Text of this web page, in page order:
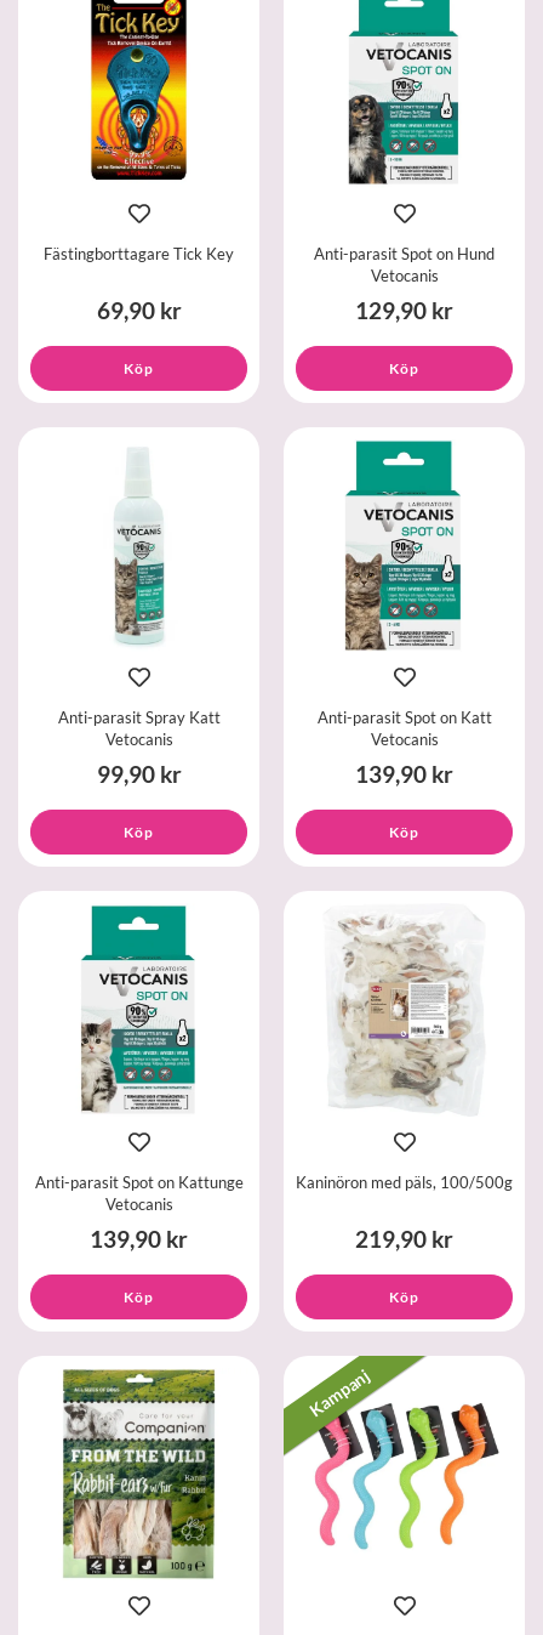
Fästingborttagare Tick Key
69,90 kr
Köp
Anti-parasit Spot on Hund
Vetocanis
129,90 kr
Köp
Anti-parasit Spray Katt
Vetocanis
99,90 kr
Köp
Anti-parasit Spot on Katt
Vetocanis
139,90 kr
Köp
Anti-parasit Spot on Kattunge
Vetocanis
139,90 kr
Köp
Kaninöron med päls, 100/500g
219,90 kr
Köp
Kampanj